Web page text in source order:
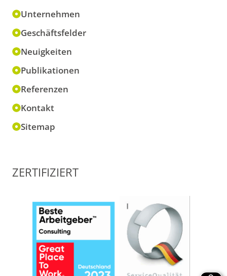
Unternehmen
Geschäftsfelder
Neuigkeiten
Publikationen
Referenzen
Kontakt
Sitemap
ZERTIFIZIERT